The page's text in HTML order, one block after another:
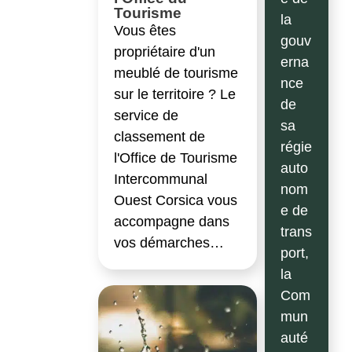
Tourisme
Vous êtes
propriétaire d'un
meublé de tourisme
sur le territoire ? Le
service de
classement de
l'Office de Tourisme
Intercommunal
Ouest Corsica vous
accompagne dans
vos démarches…
la
gouv
erna
nce
de
sa
régie
auto
nom
e de
trans
port,
la
Com
mun
auté